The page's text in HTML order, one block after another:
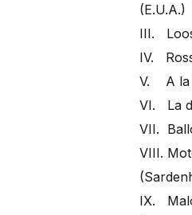
(E.U.A.)
III.
IV.
V. A la
VI. La
VII.
VIII.
IX.